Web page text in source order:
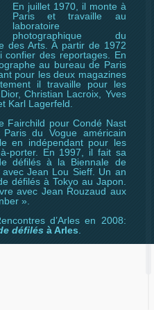
En juillet 1970, il monte à
Paris et travaille au
laboratoire
photographique du
des Arts. À partir de 1972
confier des reportages. En
au bureau de Paris
pour les deux magazines
il travaille pour les
Christian Lacroix, Yves
Karl Lagerfeld.
Fairchild pour Condé Nast
du Vogue américain
en indépendant pour les
porter. En 1997, il fait sa
défilés à la Biennale de
Jean Lou Sieff. Un an
défilés à Tokyo au Japon.
avec Jean Rouzaud aux
».
d’Arles en 2008:
défilés à Arles